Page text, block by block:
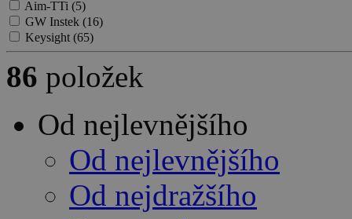
Aim-TTi (5)
GW Instek (16)
Keysight(65)
86 položek
Od nejlevnějšího
Od nejlevnějšího
Od nejdražšího